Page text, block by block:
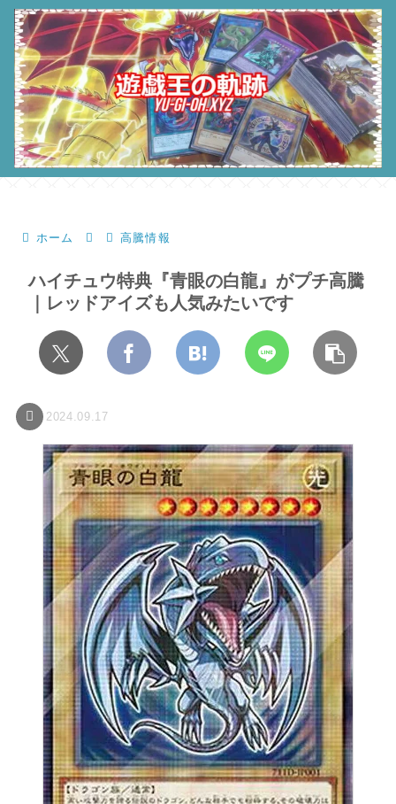
ホーム 高騰情報
ハイチュウ特典『青眼の白龍』がプチ高騰
｜レッドアイズも人気みたいです
2024.09.17